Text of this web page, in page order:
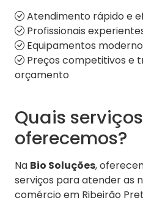
Atendimento rápido e
Profissionais
Equipamentos
Preços competitivos e
orçamento
Quais serviços
oferecemos?
Na Bio Soluções,
serviços para atender as
comércio em Ribeirão